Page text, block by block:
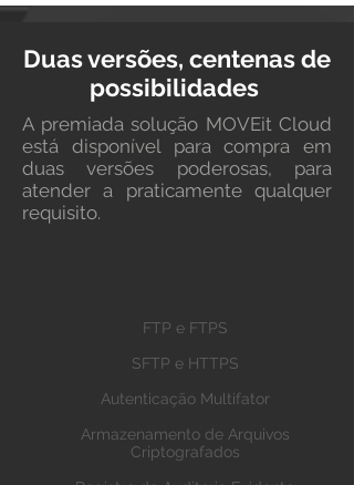
Duas versões, centenas de
possibilidades
A premiada solução MOVEit Cloud
está disponível para compra em
duas versões poderosas, para
atender a praticamente qualquer
requisito.
FTP e FTPS
SFTP e HTTPS
Autenticação Multifator
Armazenamento de Arquivos
Criptografados